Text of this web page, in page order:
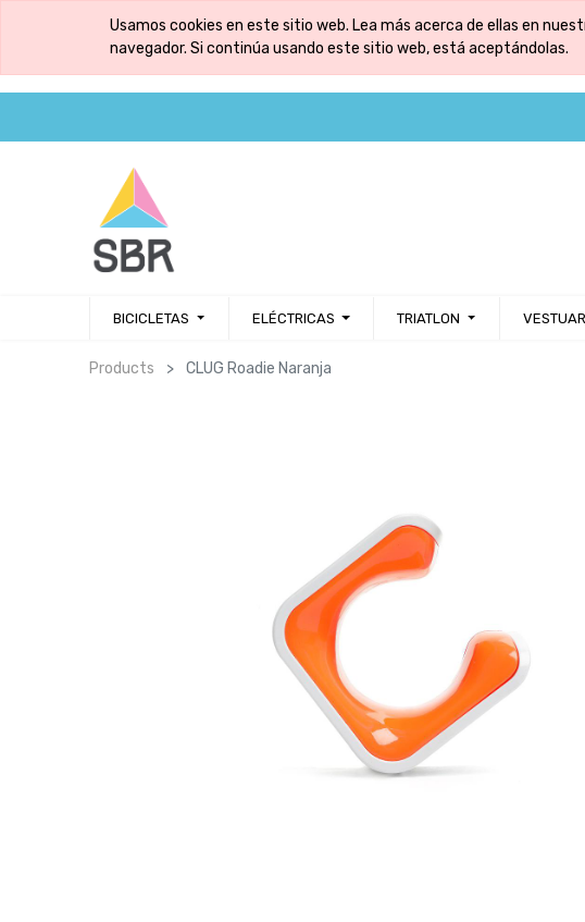
Usamos cookies en este sitio web. Lea más acerca de ellas en
navegador. Si continúa usando este sitio web, está aceptándolas.
BICICLETAS ELÉCTRICAS TRIATLON
Products CLUG Roadie Naranja